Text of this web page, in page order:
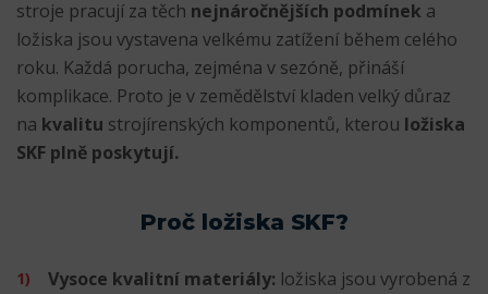
stroje pracují za těch nejnáročnějších podmínek a
ložiska jsou vystavena velkému zatížení během celého
roku. Každá porucha, zejména v sezóně, přináší
komplikace. Proto je v zemědělství kladen velký důraz
na kvalitu strojírenských komponentů, kterou ložiska
SKF plně poskytují.
Proč ložiska SKF?
Vysoce kvalitní materiály: ložiska jsou vyrobená z